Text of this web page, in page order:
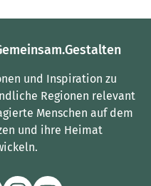
und Inspiration zu
Regionen relevant
Menschen auf dem
und ihre Heimat